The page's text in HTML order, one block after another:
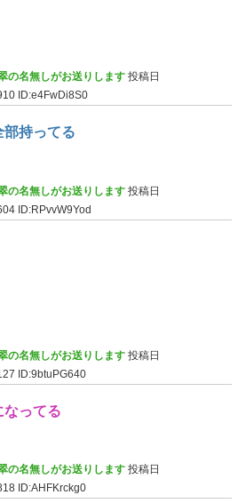
の名無しがお送りします 投稿日
ID:e4FwDi8S0
持ってる
の名無しがお送りします 投稿日
ID:RPvvW9Yod
の名無しがお送りします 投稿日
ID:9btuPG640
なってる
の名無しがお送りします 投稿日
ID:AHFKrckg0